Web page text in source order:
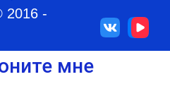
2016 -
мне